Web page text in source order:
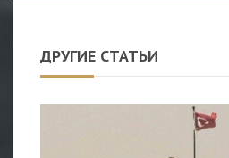
ДРУГИЕ СТАТЬИ